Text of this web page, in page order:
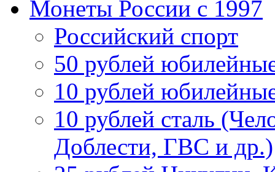
Монеты России c 1997
Российский спорт
50 рублей
10 рублей
10 рублей сталь
Доблести, ГВС и др.)